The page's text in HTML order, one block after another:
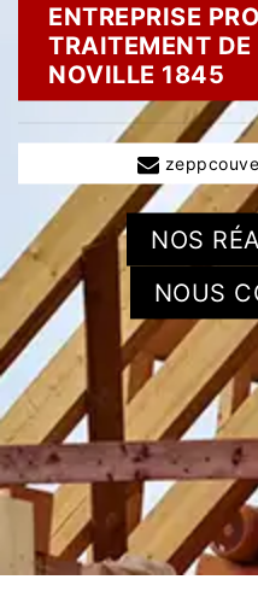
ENTREPRISE
TRAITEMENT DE
NOVILLE 1845
NOS
NOUS